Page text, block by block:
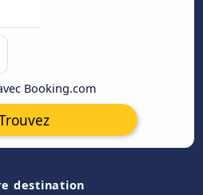
Booking.com
destination